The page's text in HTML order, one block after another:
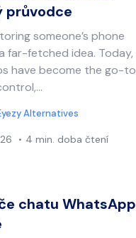
průvodce
someone’s phone
far-fetched idea. Today,
have become the go-to
Alternatives
4 min. doba čtení
chatu WhatsApp